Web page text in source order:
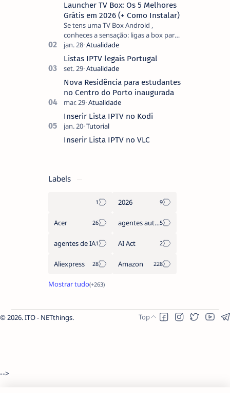
Launcher TV Box: Os 5 Melhores
Grátis em 2026 (+ Como Instalar)
Se tens uma TV Box Android ,
conheces a sensação: ligas a box para
ver um filme e o ecrã inicial está
coberto de sugestões que não
pediste, ban…
Listas IPTV legais Portugal
Nova Residência para estudantes
no Centro do Porto inaugurada
Inserir Lista IPTV no Kodi
Inserir Lista IPTV no VLC
Labels
2026
Acer agentes autónomos
agentes de IA AI Act
Aliexpress Amazon
2026.ITO - NETthings.
-->